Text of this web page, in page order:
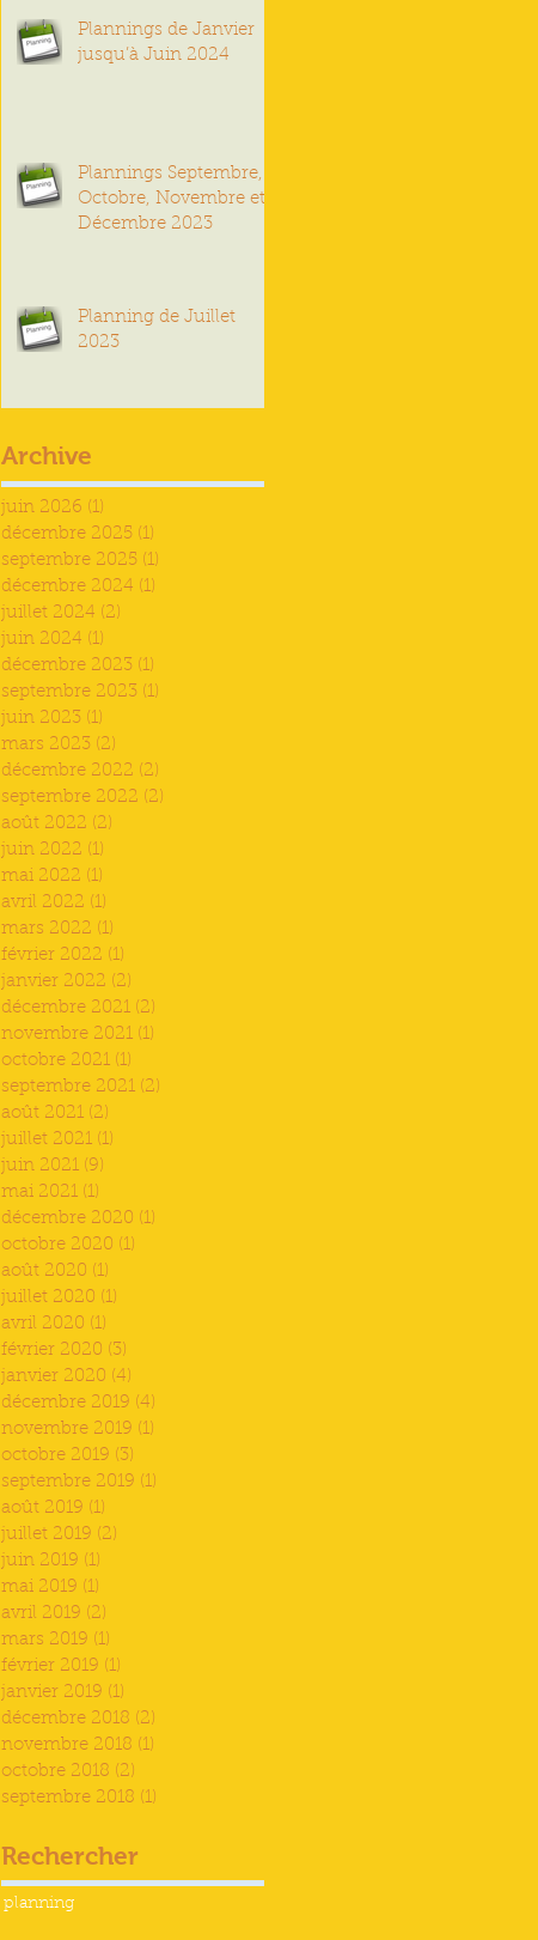
Plannings de Janvier
jusqu’à Juin 2024
Plannings Septembre,
Octobre, Novembre et
Décembre 2023
Planning de Juillet
2023
Archive
juin 2026 (1)
décembre 2025 (1)
septembre 2025 (1)
décembre 2024 (1)
juillet 2024 (2)
juin 2024 (1)
décembre 2023 (1)
septembre 2023 (1)
juin 2023 (1)
mars 2023 (2)
décembre 2022 (2)
septembre 2022 (2)
août 2022 (2)
juin 2022 (1)
mai 2022 (1)
avril 2022 (1)
mars 2022 (1)
février 2022 (1)
janvier 2022 (2)
décembre 2021 (2)
novembre 2021 (1)
octobre 2021 (1)
septembre 2021 (2)
août 2021 (2)
juillet 2021 (1)
juin 2021 (9)
mai 2021 (1)
décembre 2020 (1)
octobre 2020 (1)
août 2020 (1)
juillet 2020 (1)
avril 2020 (1)
février 2020 (3)
janvier 2020 (4)
décembre 2019 (4)
novembre 2019 (1)
octobre 2019 (3)
septembre 2019 (1)
août 2019 (1)
juillet 2019 (2)
juin 2019 (1)
mai 2019 (1)
avril 2019 (2)
mars 2019 (1)
février 2019 (1)
janvier 2019 (1)
décembre 2018 (2)
novembre 2018 (1)
octobre 2018 (2)
septembre 2018 (1)
Rechercher
planning